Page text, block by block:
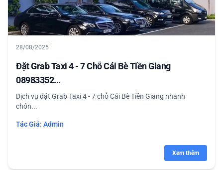
28/08/2025
Đặt Grab Taxi 4 - 7 Chỗ Cái Bè Tiền Giang
08983352...
Dịch vụ đặt Grab Taxi 4 - 7 chỗ Cái Bè Tiền Giang nhanh
chón...
Tác Giả: Admin
Xem thêm